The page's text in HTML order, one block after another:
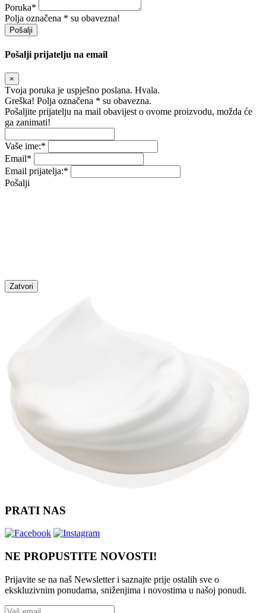
Poruka*
Polja označena * su obavezna!
Pošalji
Pošalji prijatelju na email
×
Tvoja poruka je uspješno poslana. Hvala.
Greška! Polja označena * su obavezna.
Pošaljite prijatelju na mail obavijest o ovome proizvodu, možda će
ga zanimati!
Vaše ime:*
Email*
Email prijatelja:*
Pošalji
Zatvori
PRATI NAS
NE PROPUSTITE NOVOSTI!
Prijavite se na naš Newsletter i saznajte prije ostalih sve o
ekskluzivnim ponudama, sniženjima i novostima u našoj ponudi.